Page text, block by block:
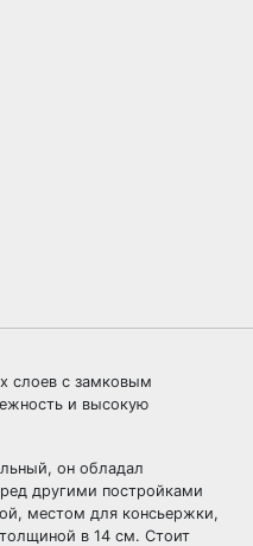
слоев с замковым
и высокую
он обладал
другими постройками
местом для консьержки,
в 14 см. Стоит